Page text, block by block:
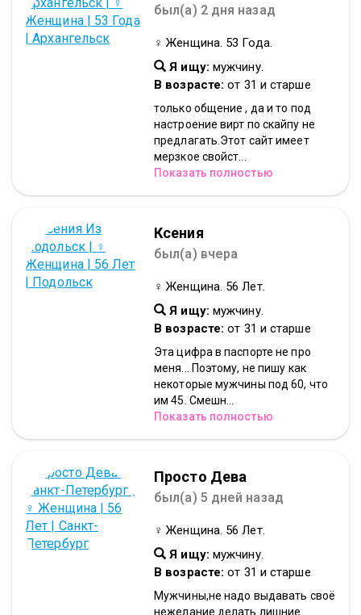
был(а) 2 дня назад
♀ Женщина. 53 Года.
Я ищу: мужчину.
В возрасте: от 31 и старше
только общение , да и то под
настроение вирт по скайпу не
предлагать.Этот сайт имеет
мерзкое свойст...
Показать полностью
Ксения
был(а) вчера
♀ Женщина. 56 Лет.
Я ищу: мужчину.
В возрасте: от 31 и старше
Эта цифра в паспорте не про
меня... Поэтому, не пишу как
некоторые мужчины под 60, что
им 45. Смешн...
Показать полностью
Просто Дева
был(а) 5 дней назад
♀ Женщина. 56 Лет.
Я ищу: мужчину.
В возрасте: от 31 и старше
Мужчины,не надо выдавать своё
нежелание делать лишние